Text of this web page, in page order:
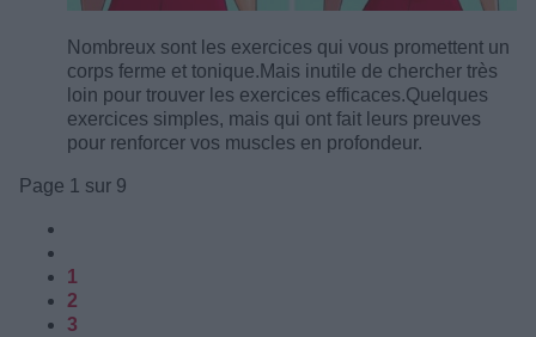
Nombreux sont les exercices qui vous promettent un
corps ferme et tonique. Mais inutile de chercher très
loin pour trouver les exercices efficaces.Quelques
exercices simples, mais qui ont fait leurs preuves
pour renforcer vos muscles en profondeur.
Page 1 sur 9
1
2
3